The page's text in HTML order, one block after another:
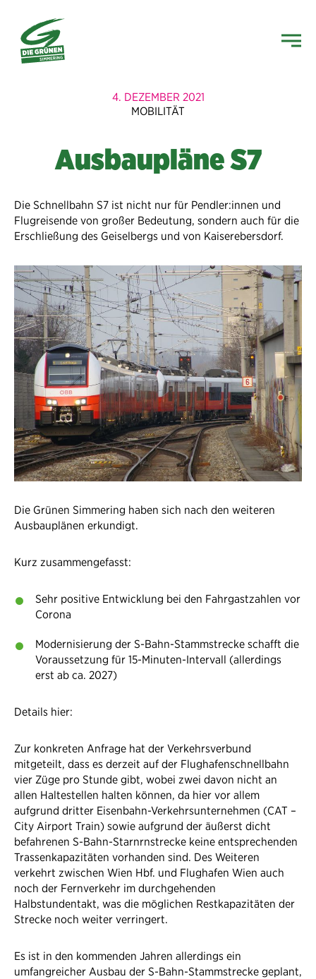
4. DEZEMBER 2021
MOBILITÄT
Ausbaupläne S7
Die Schnellbahn S7 ist nicht nur für Pendler:innen und
Flugreisende von großer Bedeutung, sondern auch für die
Erschließung des Geiselbergs und von Kaiserebersdorf.
Die Grünen Simmering haben sich nach den weiteren
Ausbauplänen erkundigt.
Kurz zusammengefasst:
Sehr positive Entwicklung bei den Fahrgastzahlen vor
Corona
Modernisierung der S-Bahn-Stammstrecke schafft die
Voraussetzung für 15-Minuten-Intervall (allerdings
erst ab ca. 2027)
Details hier:
Zur konkreten Anfrage hat der Verkehrsverbund
mitgeteilt, dass es derzeit auf der Flughafenschnellbahn
vier Züge pro Stunde gibt, wobei zwei davon nicht an
allen Haltestellen halten können, da hier vor allem
aufgrund dritter Eisenbahn-Verkehrsunternehmen (CAT –
City Airport Train) sowie aufgrund der äußerst dicht
befahrenen S-Bahn-Starnrnstrecke keine entsprechenden
Trassenkapazitäten vorhanden sind. Des Weiteren
verkehrt zwischen Wien Hbf. und Flughafen Wien auch
noch der Fernverkehr im durchgehenden
Halbstundentakt, was die möglichen Restkapazitäten der
Strecke noch weiter verringert.
Es ist in den kommenden Jahren allerdings ein
umfangreicher Ausbau der S-Bahn-Stammstrecke geplant,